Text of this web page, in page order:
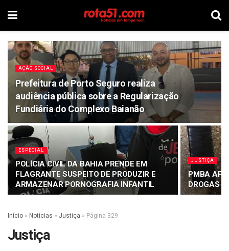
AÇÃO SOCIAL
Prefeitura de Porto Seguro realiza
audiência pública sobre a Regularização
Fundiária do Complexo Baianão
ESPECIAL
POLÍCIA CIVIL DA BAHIA PRENDE EM
FLAGRANTE SUSPEITO DE PRODUZIR E
ARMAZENAR PORNOGRAFIA INFANTIL
JUSTIÇA
PMBA
DROGAS
Início » Notícias » Justiça » Página 329
Justiça